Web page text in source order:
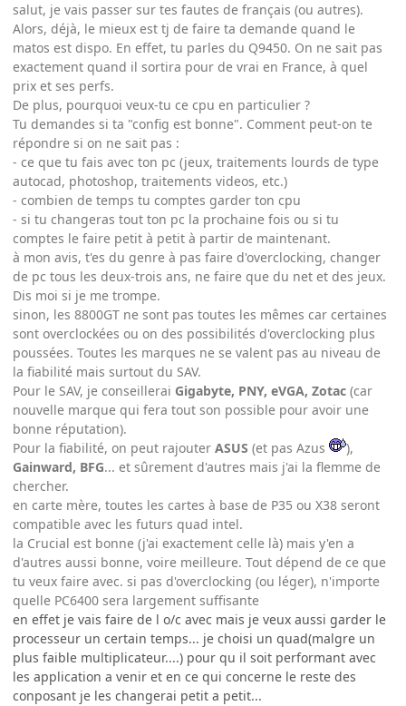
salut, je vais passer sur tes fautes de français (ou autres).
Alors, déjà, le mieux est tj de faire ta demande quand le
matos est dispo. En effet, tu parles du Q9450. On ne sait pas
exactement quand il sortira pour de vrai en France, à quel
prix et ses perfs.
De plus, pourquoi veux-tu ce cpu en particulier ?
Tu demandes si ta "config est bonne". Comment peut-on te
répondre si on ne sait pas :
- ce que tu fais avec ton pc (jeux, traitements lourds de type
autocad, photoshop, traitements videos, etc.)
- combien de temps tu comptes garder ton cpu
- si tu changeras tout ton pc la prochaine fois ou si tu
comptes le faire petit à petit à partir de maintenant.
à mon avis, t'es du genre à pas faire d'overclocking, changer
de pc tous les deux-trois ans, ne faire que du net et des jeux.
Dis moi si je me trompe.
sinon, les 8800GT ne sont pas toutes les mêmes car certaines
sont overclockées ou on des possibilités d'overclocking plus
poussées. Toutes les marques ne se valent pas au niveau de
la fiabilité mais surtout du SAV.
Pour le SAV, je conseillerai Gigabyte, PNY, eVGA, Zotac (car
nouvelle marque qui fera tout son possible pour avoir une
bonne réputation).
Pour la fiabilité, on peut rajouter ASUS (et pas Azus
),
Gainward, BFG... et sûrement d'autres mais j'ai la flemme de
chercher.
en carte mère, toutes les cartes à base de P35 ou X38 seront
compatible avec les futurs quad intel.
la Crucial est bonne (j'ai exactement celle là) mais y'en a
d'autres aussi bonne, voire meilleure. Tout dépend de ce que
tu veux faire avec. si pas d'overclocking (ou léger), n'importe
quelle PC6400 sera largement suffisante
en effet je vais faire de l o/c avec mais je veux aussi garder le
processeur un certain temps... je choisi un quad(malgre un
plus faible multiplicateur....) pour qu il soit performant avec
les application a venir et en ce qui concerne le reste des
conposant je les changerai petit a petit...